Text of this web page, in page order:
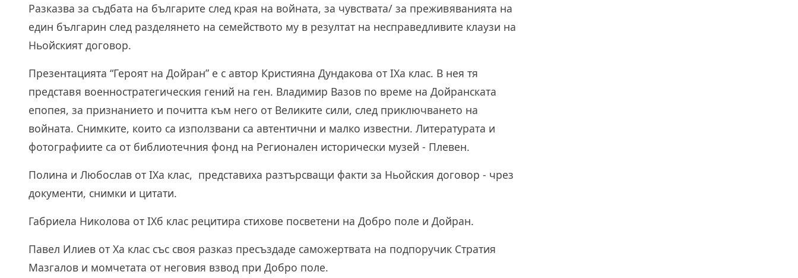
Разказва за съдбата на българите след края на войната, за чувствата/ за преживяванията на
един българин след разделянето на семейството му в резултат на несправедливите клаузи на
Ньойският договор.
Презентацията “Героят на Дойран” е с автор Кристияна Дундакова от IXа клас. В нея тя
представя военностратегическия гений на ген. Владимир Вазов по време на Дойранската
епопея, за признанието и почитта към него от Великите сили, след приключването на
войната. Снимките, които са използвани са автентични и малко известни. Литературата и
фотографиите са от библиотечния фонд на Регионален исторически музей - Плевен.
Полина и Любослав от IXа клас, представиха разтърсващи факти за Ньойския договор - чрез
документи, снимки и цитати.
Габриела Николова от IXб клас рецитира стихове посветени на Добро поле и Дойран.
Павел Илиев от Xа клас със своя разказ пресъздаде саможертвата на подпоручик Стратия
Мазгалов и момчетата от неговия взвод при Добро поле.